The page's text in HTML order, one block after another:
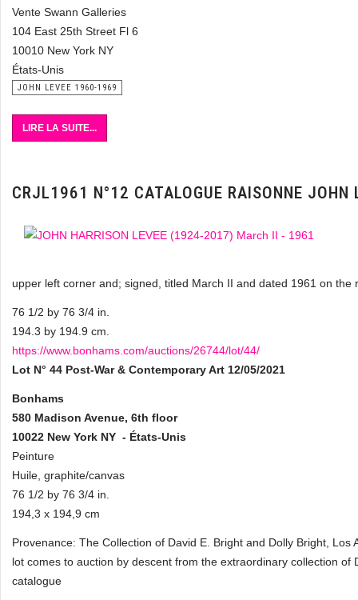
Vente Swann Galleries
104 East 25th Street Fl 6
10010 New York NY
États-Unis
JOHN LEVEE 1960-1969
LIRE LA SUITE...
CRJL1961 N°12 CATALOGUE RAISONNE JOHN
upper left corner and; signed, titled March II and dated 1961 on the
76 1/2 by 76 3/4 in.
194.3 by 194.9 cm.
https://www.bonhams.com/auctions/26744/lot/44/
Lot N° 44 Post-War & Contemporary Art 12/05/2021
Bonhams
580 Madison Avenue, 6th floor
10022 New York NY - États-Unis
Peinture
Huile, graphite/canvas
76 1/2 by 76 3/4 in.
194,3 x 194,9 cm
Provenance: The Collection of David E. Bright and Dolly Bright,
lot comes to auction by descent from the extraordinary collection
catalogue